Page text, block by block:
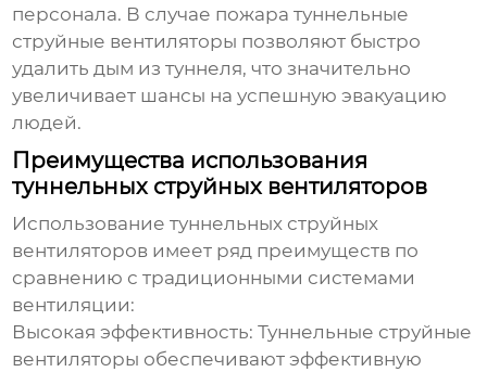
персонала. В случае пожаратуннельные
струйные вентиляторы позволяют быстро
удалить дым из туннеля, что значительно
увеличивает шансы на успешную эвакуацию
людей.
Преимущества использования
туннельных струйных вентиляторов
Использованиетуннельных струйных
вентиляторов имеет ряд преимуществ по
сравнению с традиционными системами
вентиляции:
Высокая эффективность: Туннельные струйные
вентиляторы обеспечивают эффективную